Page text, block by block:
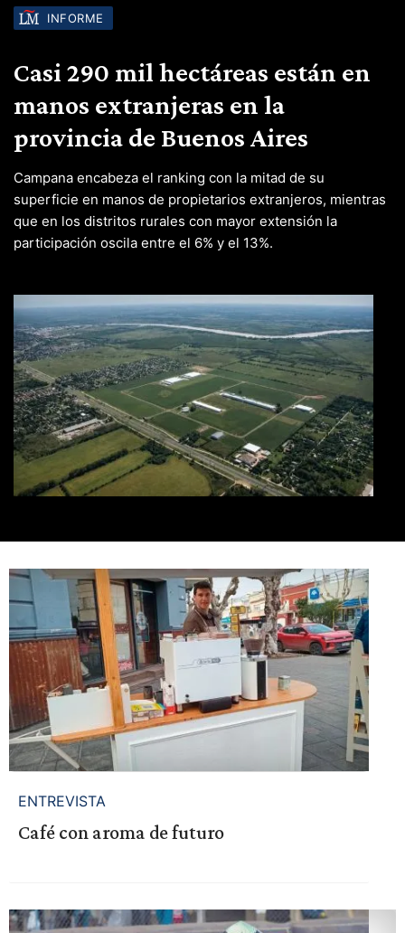
INFORME
Casi 290 mil hectáreas están en
manos extranjeras en la
provincia de Buenos Aires
Campana encabeza el ranking con la mitad de su
superficie en manos de propietarios extranjeros, mientras
que en los distritos rurales con mayor extensión la
participación oscila entre el 6% y el 13%.
ENTREVISTA
Café con aroma de futuro